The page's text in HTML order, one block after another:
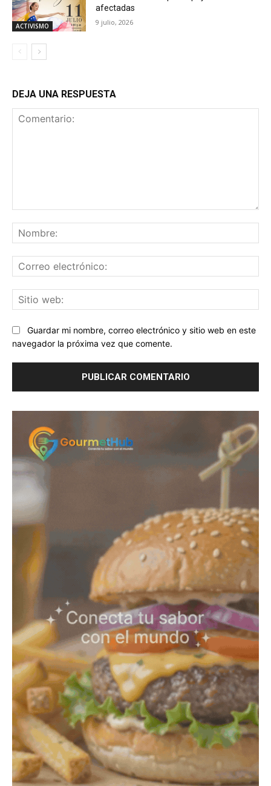
ACTIVISMO
afectadas
9 julio, 2026
DEJA UNA RESPUESTA
Guardar mi nombre, correo electrónico y sitio web en este
navegador la próxima vez que comente.